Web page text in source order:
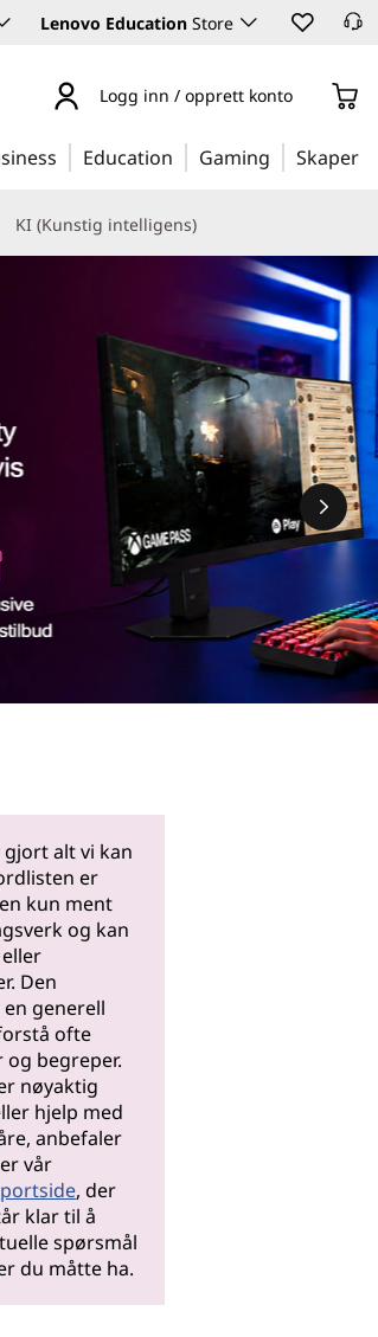
Lenovo Education Store
Logg inn / opprett konto
Education Gaming Skaper
KI (Kunstig intelligens)
Les mer
gjort alt vi kan
er
kun ment
og kan
Den
generell
ofte
begreper.
nøyaktig
hjelp med
anbefaler
vår
, der
klar til å
spørsmål
du måtte ha.